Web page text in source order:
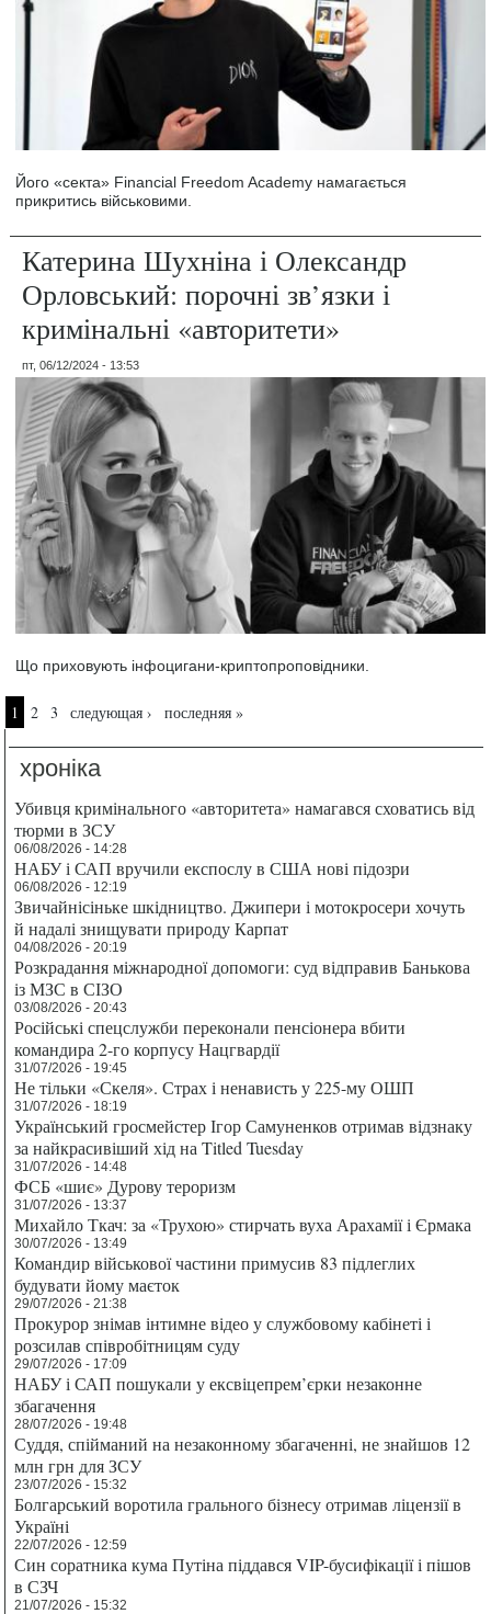
Його «секта» Financial Freedom Academy намагається
прикритись військовими.
Катерина Шухніна і Олександр
Орловський: порочні зв’язки і
кримінальні «авторитети»
пт, 06/12/2024 - 13:53
Що приховують інфоцигани-криптопроповідники.
Страницы
1 2 3 следующая › последняя »
хроніка
Убивця кримінального «авторитета» намагався сховатись від
тюрми в ЗСУ
06/08/2026 - 14:28
НАБУ і САП вручили експослу в США нові підозри
06/08/2026 - 12:19
Звичайнісіньке шкідництво. Джипери і мотокросери хочуть
й надалі знищувати природу Карпат
04/08/2026 - 20:19
Розкрадання міжнародної допомоги: суд відправив Банькова
із МЗС в СІЗО
03/08/2026 - 20:43
Російські спецслужби переконали пенсіонера вбити
командира 2-го корпусу Нацгвардії
31/07/2026 - 19:45
Не тільки «Скеля». Страх і ненависть у 225-му ОШП
31/07/2026 - 18:19
Український гросмейстер Ігор Самуненков отримав відзнаку
за найкрасивіший хід на Titled Tuesday
31/07/2026 - 14:48
ФСБ «шиє» Дурову тероризм
31/07/2026 - 13:37
Михайло Ткач: за «Трухою» стирчать вуха Арахамії і Єрмака
30/07/2026 - 13:49
Командир військової частини примусив 83 підлеглих
будувати йому маєток
29/07/2026 - 21:38
Прокурор знімав інтимне відео у службовому кабінеті і
розсилав співробітницям суду
29/07/2026 - 17:09
НАБУ і САП пошукали у ексвіцепрем’єрки незаконне
збагачення
28/07/2026 - 19:48
Суддя, спійманий на незаконному збагаченні, не знайшов 12
млн грн для ЗСУ
23/07/2026 - 15:32
Болгарський воротила грального бізнесу отримав ліцензії в
Україні
22/07/2026 - 12:59
Син соратника кума Путіна піддався VIP-бусифікації і пішов
в СЗЧ
21/07/2026 - 15:32